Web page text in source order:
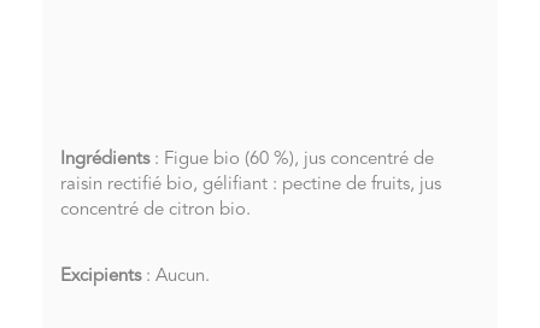
Ingrédients: Figue bio (60 %), jus concentré de
raisin rectifié bio, gélifiant : pectine de fruits, jus
concentré de citron bio.
Excipients: Aucun.